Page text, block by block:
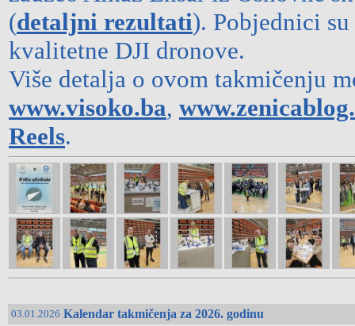
(detaljni rezultati). Pobjednici
kvalitetne DJI dronove.
Više detalja o ovom takmičenju
www.visoko.ba,
Reels.
03.01.2026 Kalendar takmičenja za 2026. godinu